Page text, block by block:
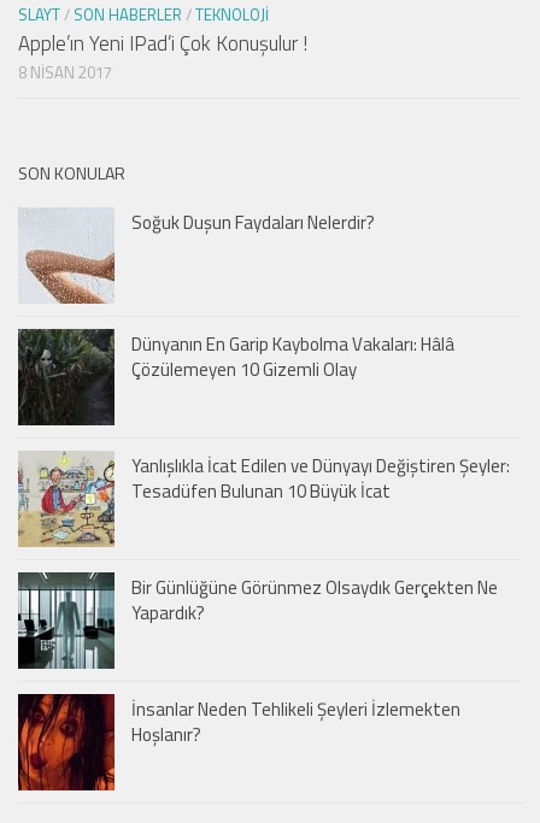
SLAYT/ SON HABERLER /TEKNOLOJI
Apple’ın Yeni IPad’i Çok Konuşulur !
8 NISAN 2017
SON KONULAR
Soğuk Duşun Faydaları Nelerdir?
Dünyanın En Garip Kaybolma Vakaları: Hâlâ
Çözülemeyen 10 Gizemli Olay
Yanlışlıkla İcat Edilen ve Dünyayı Değiştiren Şeyler:
Tesadüfen Bulunan 10 Büyük İcat
Bir Günlüğüne Görünmez Olsaydık Gerçekten Ne
Yapardık?
İnsanlar Neden Tehlikeli Şeyleri İzlemekten
Hoşlanır?